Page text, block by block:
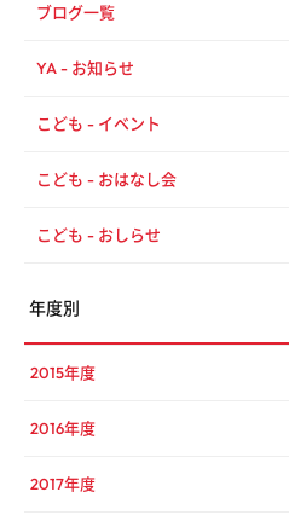
ブログ一覧
YA - お知らせ
こども - イベント
こども - おはなし会
こども - おしらせ
年度別
2015年度
2016年度
2017年度